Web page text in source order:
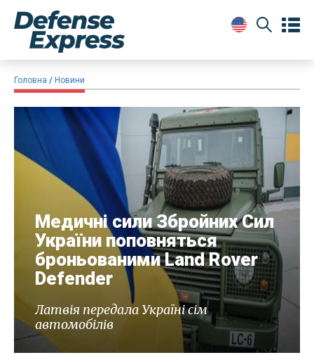
Головна Новини
Медичні сили Збройних Сил
України поповняться
броньованими Land Rover
Defender
Латвія передала Україні сім
автомобілів